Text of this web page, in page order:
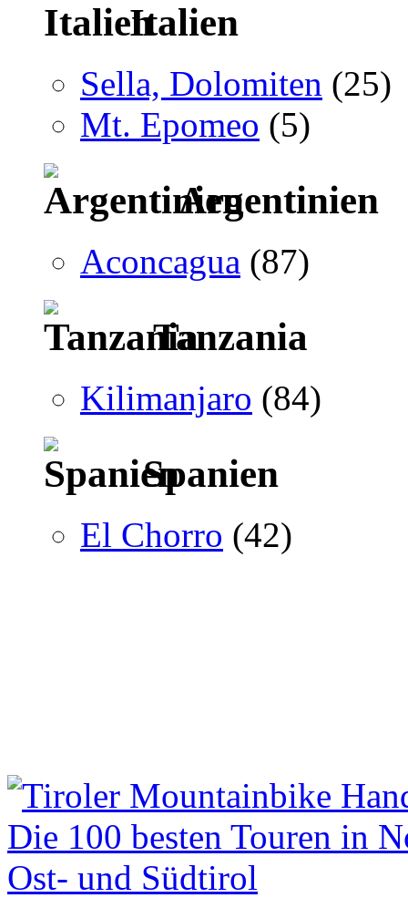
Italien
Sella, Dolomiten (25)
Mt. Epomeo (5)
Argentinien
Aconcagua (87)
Tanzania
Kilimanjaro (84)
Spanien
El Chorro (42)